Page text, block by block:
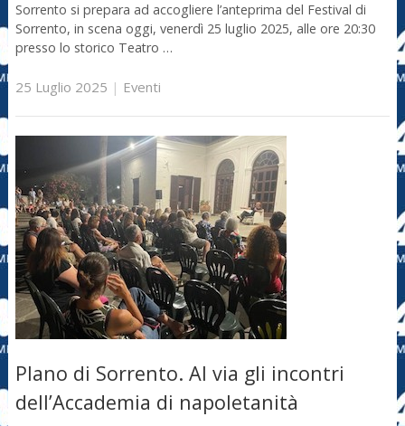
Sorrento si prepara ad accogliere l’anteprima del Festival di
Sorrento, in scena oggi, venerdì 25 luglio 2025, alle ore 20:30
presso lo storico Teatro …
25 Luglio 2025 | Eventi
PIano di Sorrento. Al via gli incontri
dell’Accademia di napoletanità